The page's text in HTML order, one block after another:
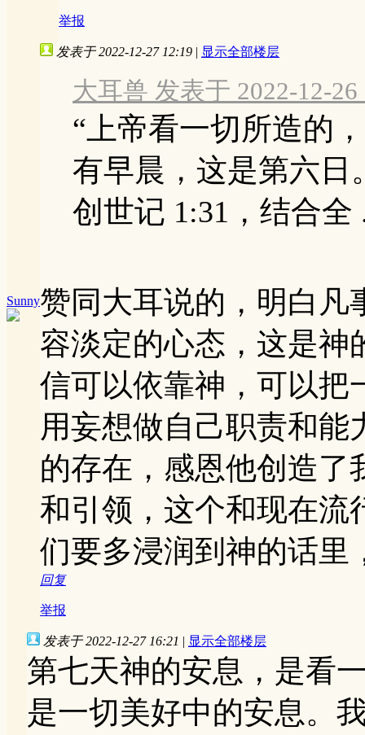
举报
Sunny
发表于 2022-12-27 12:19 | 显示全部楼层
大耳兽 发表于 2022-12-26
“上帝看一切所造的
有早晨，这是第六日
创世记‬ ‭1‬:‭31‬，结合全
赞同大耳说的，明白凡
容淡定的心态，这是神
信可以依靠神，可以把
用妄想做自己职责和
的存在，感恩他创造了
和引领，这个和现在流
们要多浸润到神的话里
回复
举报
发表于 2022-12-27 16:21 | 显示全部楼层
第七天神的安息，是看
是一切美好中的安息。